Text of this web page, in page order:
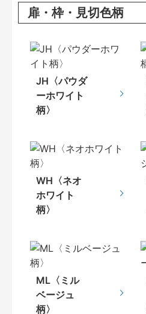
扉・枠・見切色柄
JH〈パウダ
ーホワイト
柄〉
WH〈ネオ
ホワイト
柄〉
ML〈ミル
ベージュ
柄〉